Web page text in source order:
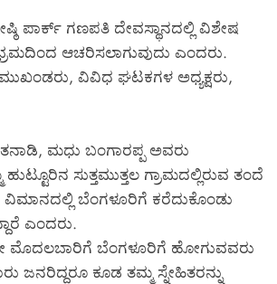
ಪಾರ್ಕ್ ಗಣಪತಿ ದೇವಸ್ಥಾನದಲ್ಲಿ ವಿಶೇಷ
ಆಚರಿಸಲಾಗುವುದು ಎಂದರು.
ಮುಖಂಡರು, ವಿವಿಧ ಘಟಕಗಳ ಅಧ್ಯಕ್ಷರು,
ಮಧು ಬಂಗಾರಪ್ಪ ಅವರು
ಸುತ್ತಮುತ್ತಲ ಗ್ರಾಮದಲ್ಲಿರುವ ತಂದೆ
ವಿಮಾನದಲ್ಲಿ ಬೆಂಗಳೂರಿಗೆ ಕರೆದುಕೊಂಡು
ಎಂದರು.
ಮೊದಲಬಾರಿಗೆ ಬೆಂಗಳೂರಿಗೆ ಹೋಗುವವರು
ಜನರಿದ್ದರೂ ಕೂಡ ತಮ್ಮ ಸ್ನೇಹಿತರನ್ನು